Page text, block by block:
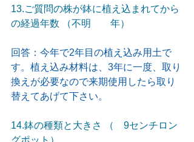
13.ご質問の株が鉢に植え込まれてから
の経過年数 （不明　　年）
回答：今年で2年目の植え込み用土で
す。植え込み材料は、3年に一度、取り
換えが必要なので来期使用したら取り
替えてあげて下さい。
14.鉢の種類と大きさ （　9センチロン